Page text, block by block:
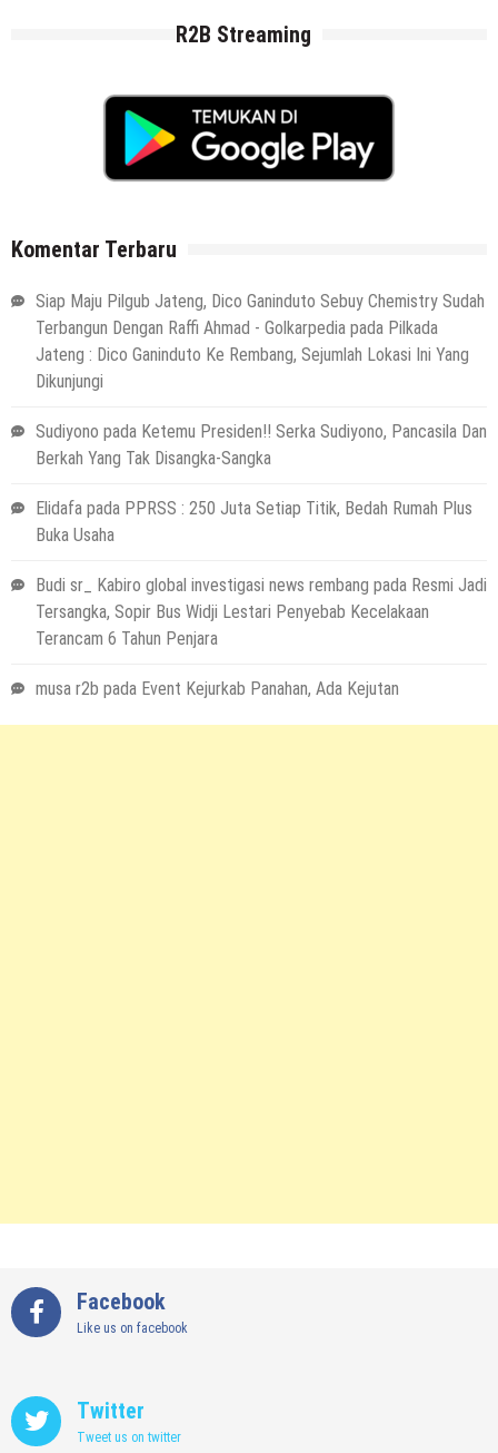
R2B Streaming
Komentar Terbaru
Siap Maju Pilgub Jateng, Dico Ganinduto Sebuy Chemistry Sudah
Terbangun Dengan Raffi Ahmad - Golkarpedia pada Pilkada
Jateng : Dico Ganinduto Ke Rembang, Sejumlah Lokasi Ini Yang
Dikunjungi
Sudiyono pada Ketemu Presiden!! Serka Sudiyono, Pancasila Dan
Berkah Yang Tak Disangka-Sangka
Elidafa pada PPRSS : 250 Juta Setiap Titik, Bedah Rumah Plus
Buka Usaha
Budi sr_ Kabiro global investigasi news rembang pada Resmi Jadi
Tersangka, Sopir Bus Widji Lestari Penyebab Kecelakaan
Terancam 6 Tahun Penjara
musa r2b pada Event Kejurkab Panahan, Ada Kejutan
Facebook
Like us on facebook
Twitter
Tweet us on twitter